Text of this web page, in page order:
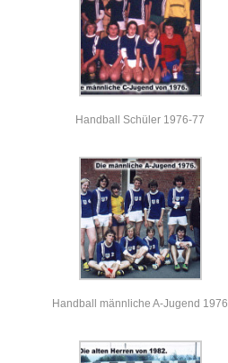
Handball Schüler 1976-77
Handball männliche A-Jugend 1976